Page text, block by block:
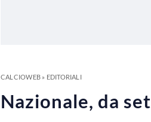
CALCIOWEB» EDITORIALI
Nazionale, da